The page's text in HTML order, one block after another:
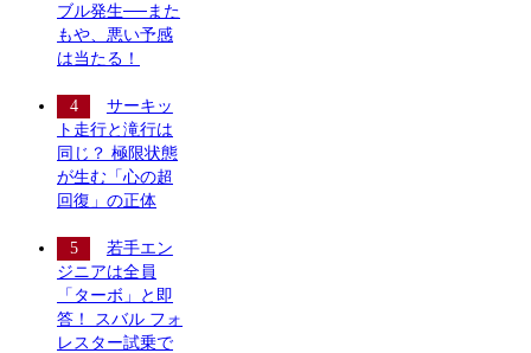
ブル発生──また
もや、悪い予感
は当たる！
サーキッ
ト走行と滝行は
同じ？ 極限状態
が生む「心の超
回復」の正体
若手エン
ジニアは全員
「ターボ」と即
答！ スバル フォ
レスター試乗で